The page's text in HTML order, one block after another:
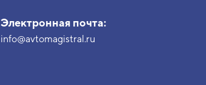
Электронная почта:
info@avtomagistral.ru